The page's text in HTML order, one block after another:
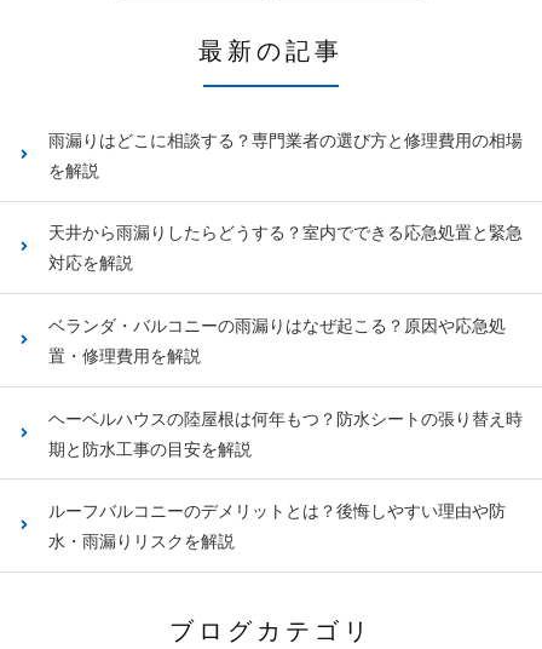
最新の記事
雨漏りはどこに相談する？専門業者の選び方と修理費用の相場
を解説
天井から雨漏りしたらどうする？室内でできる応急処置と緊急
対応を解説
ベランダ・バルコニーの雨漏りはなぜ起こる？原因や応急処
置・修理費用を解説
ヘーベルハウスの陸屋根は何年もつ？防水シートの張り替え時
期と防水工事の目安を解説
ルーフバルコニーのデメリットとは？後悔しやすい理由や防
水・雨漏りリスクを解説
ブログカテゴリ